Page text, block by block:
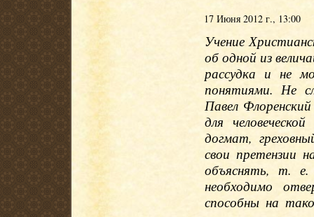
17 Июня 2012 г., 13:00
Учение
об одной из
рассудка и не
понятиями. Не
Павел
для
догмат,
свои претензии
объяснять, т.
необходимо
способны на